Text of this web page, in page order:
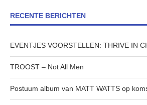
RECENTE BERICHTEN
EVENTJES VOORSTELLEN: THRIVE IN
TROOST – Not All Men
Postuum album van MATT WATTS op